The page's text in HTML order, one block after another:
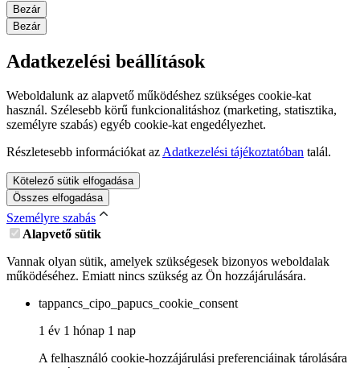
Bezár
Bezár
Adatkezelési beállítások
Weboldalunk az alapvető működéshez szükséges cookie-kat
használ. Szélesebb körű funkcionalitáshoz (marketing, statisztika,
személyre szabás) egyéb cookie-kat engedélyezhet.
Részletesebb információkat az Adatkezelési tájékoztatóban talál.
Kötelező sütik elfogadása
Összes elfogadása
Személyre szabás
Alapvető sütik
Vannak olyan sütik, amelyek szükségesek bizonyos weboldalak
működéséhez. Emiatt nincs szükség az Ön hozzájárulására.
tappancs_cipo_papucs_cookie_consent
1 év 1 hónap 1 nap
A felhasználó cookie-hozzájárulási preferenciáinak tárolására